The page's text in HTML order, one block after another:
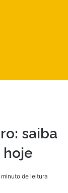
saiba
hoje
minuto de leitura